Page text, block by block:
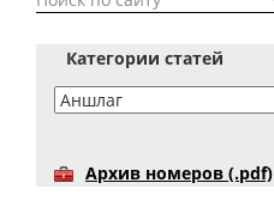
Категории статей
Архив номеров (.pdf)